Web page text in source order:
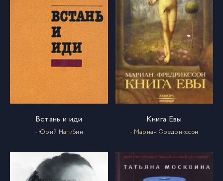
Встань и иди
- Юрий Нагибин
Книга Евы
- Мариан Фредрикссон